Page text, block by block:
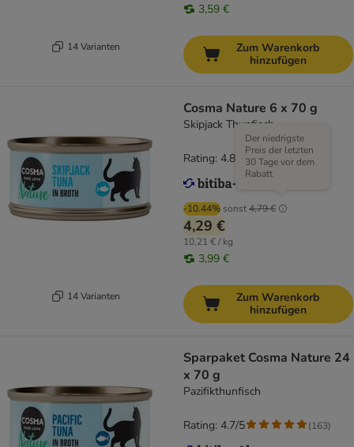
14 Varianten
3,59 €
Zum Warenkorb
hinzufügen
14 Varianten
Cosma Nature 6 x 70 g
Skipjack Thunfisch
-10.44% sonst4,79 €
Der niedrigste
Preis der letzten
30 Tage vor dem
Rabatt
4,29 €
10,21 € / kg
3,99 €
Rating: 4.8/5 (164
Zum Warenkorb
hinzufügen
Sparpaket Cosma Nature 24
x 70 g
Pazifikthunfisch
Rating: 4.7/5 (163)